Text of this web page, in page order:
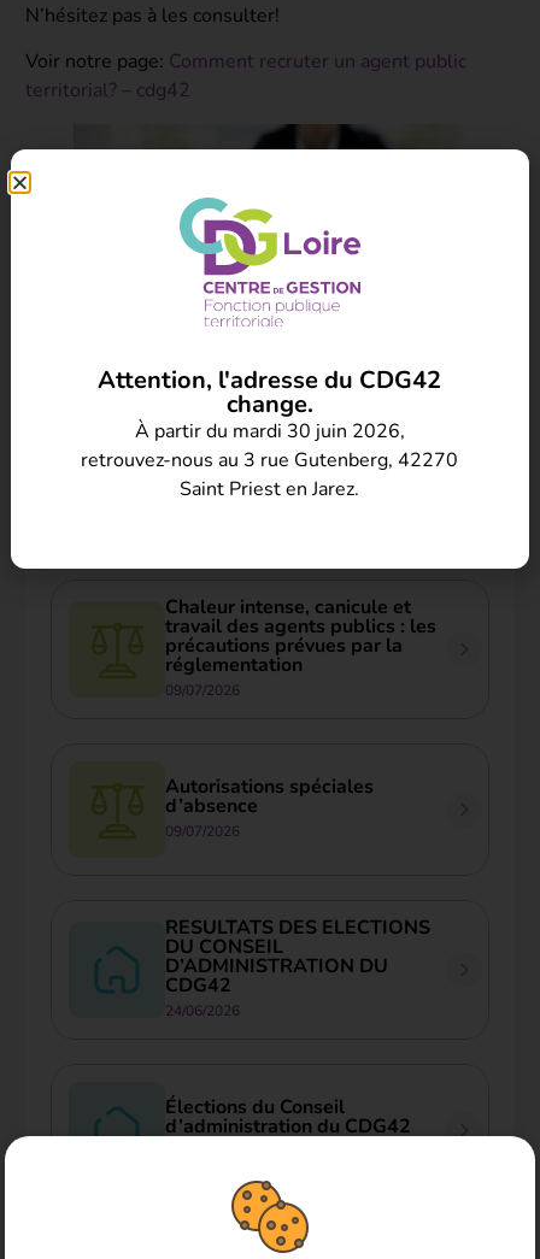
N’hésitez pas à les consulter!
Voir notre page: Comment recruter un agent public
territorial? – cdg42
CONTRAT D’ENGAGEMENT ÉDUCATIF
Voir toutes les actualités
Chaleur intense, canicule et
travail des agents publics : les
précautions prévues par la
réglementation
09/07/2026
Autorisations spéciales
d’absence
09/07/2026
RESULTATS DES ELECTIONS
DU CONSEIL
D’ADMINISTRATION DU
CDG42
24/06/2026
Élections du Conseil
d’administration du CDG42
Attention, l'adresse du CDG42
change.
À partir du mardi 30 juin 2026,
retrouvez-nous au 3 rue Gutenberg, 42270
Saint Priest en Jarez.